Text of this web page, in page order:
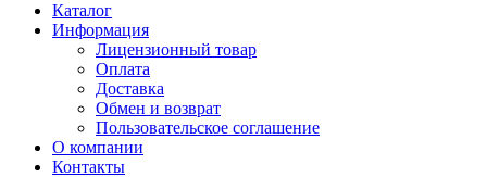
Каталог
Информация
Лицензионный товар
Оплата
Доставка
Обмен и возврат
Пользовательское соглашение
О компании
Контакты